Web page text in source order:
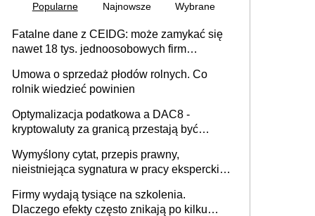
Popularne Najnowsze Wybrane
Fatalne dane z CEIDG: może zamykać się
nawet 18 tys. jednoosobowych firm
Umowa o sprzedaż płodów rolnych. Co
rolnik wiedzieć powinien
Optymalizacja podatkowa a DAC8 -
kryptowaluty za granicą przestają być
Wymyślony cytat, przepis prawny,
nieistniejąca sygnatura w pracy eksperckiej -
firmie
Firmy wydają tysiące na szkolenia.
Dlaczego efekty często znikają po kilku